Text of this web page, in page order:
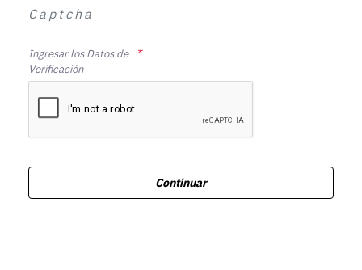
Captcha
Ingresar los Datos de
Verificación
Continuar